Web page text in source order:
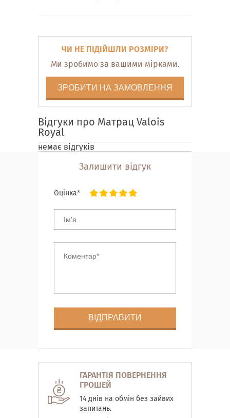
ЧИ НЕ ПІДІЙШЛИ РОЗМІРИ?
Ми зробимо за вашими мірками.
ЗРОБИТИ НА ЗАМОВЛЕННЯ
Відгуки про Матрац Valois
Royal
немає відгуків
Залишити відгук
Оцінка*
ГАРАНТІЯ ПОВЕРНЕННЯ
ГРОШЕЙ
14 днів на обмін без зайвих
запитань.